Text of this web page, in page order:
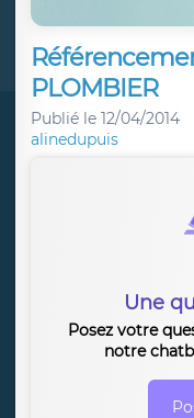
PLOMBIER
Publié le 12/04/2014
alinedupuis
Une
Posez votre
notre